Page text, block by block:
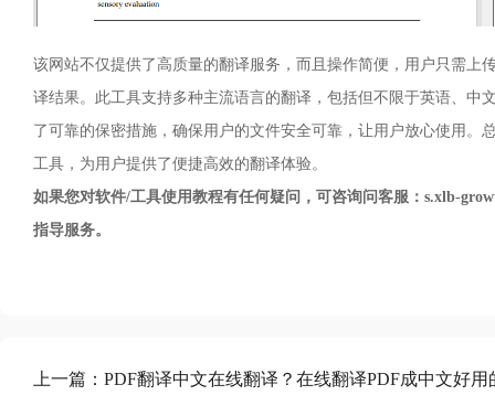
该网站不仅提供了高质量的翻译服务，而且操作简便，用户只需上
译结果。此工具支持多种主流语言的翻译，包括但不限于英语、
了可靠的保密措施，确保用户的文件安全可靠，让用户放心使用。
工具，为用户提供了便捷高效的翻译体验。
如果您对软件/工具使用教程有任何疑问，可咨询问客服：s.xlb-
指导服务。
上一篇： PDF翻译中文在线翻译？在线翻译PDF成中文好用